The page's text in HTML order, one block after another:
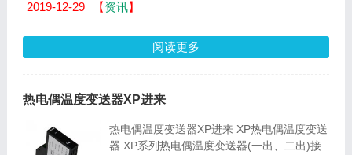
2019-12-29 【资讯】
阅读更多
热电偶温度变送器XP进来
热电偶温度变送器XP进来 XP热电偶温度变送
器 XP系列热电偶温度变送器(一出、二出)接